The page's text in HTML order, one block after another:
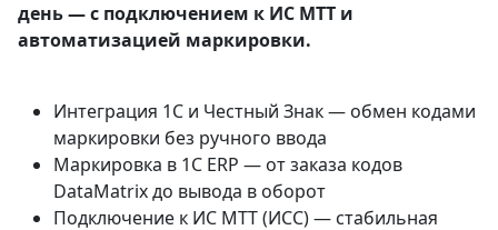
день — с подключением к ИС МТТ и
автоматизацией маркировки.
Интеграция 1С и Честный Знак — обмен кодами
маркировки без ручного ввода
Маркировка в 1С ERP — от заказа кодов
DataMatrix до вывода в оборот
Подключение к ИС МТТ (ИСС) — стабильная